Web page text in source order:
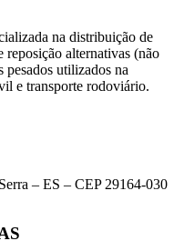
na distribuição de
reposição alternativas (não
pesados utilizados na
e transporte rodoviário.
– ES – CEP 29164-030